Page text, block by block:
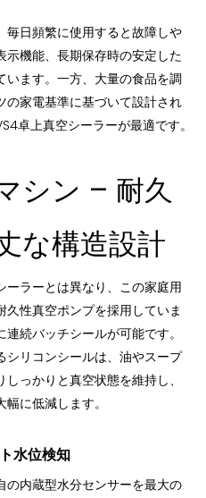
毎日頻繁に使用すると故障しや
機能、長期保存時の安定した
います。一方、大量の食品を調
の家電基準に基づいて設計され
卓上真空シーラーが最適です。
シン – 耐久
な構造設計
ラーとは異なり、この家庭用
性真空ポンプを採用していま
続バッチシールが可能です。
シリコンシールは、油やスープ
っかりと真空状態を維持し、
に低減します。
水位検知
の内蔵型水分センサーを最大の